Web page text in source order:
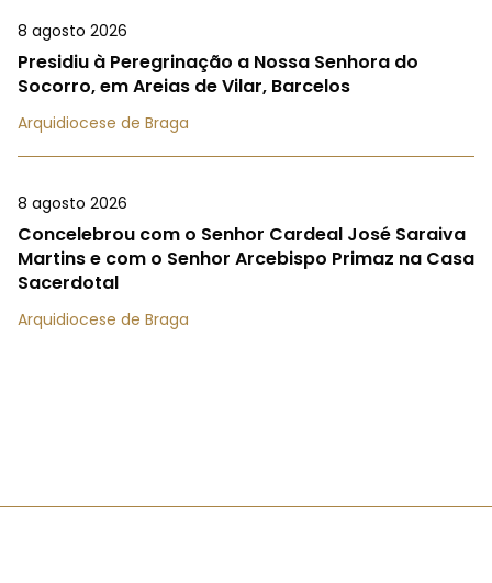
8 agosto 2026
Presidiu à Peregrinação a Nossa Senhora do
Socorro, em Areias de Vilar, Barcelos
Arquidiocese de Braga
8 agosto 2026
Concelebrou com o Senhor Cardeal José Saraiva
Martins e com o Senhor Arcebispo Primaz na Casa
Sacerdotal
Arquidiocese de Braga